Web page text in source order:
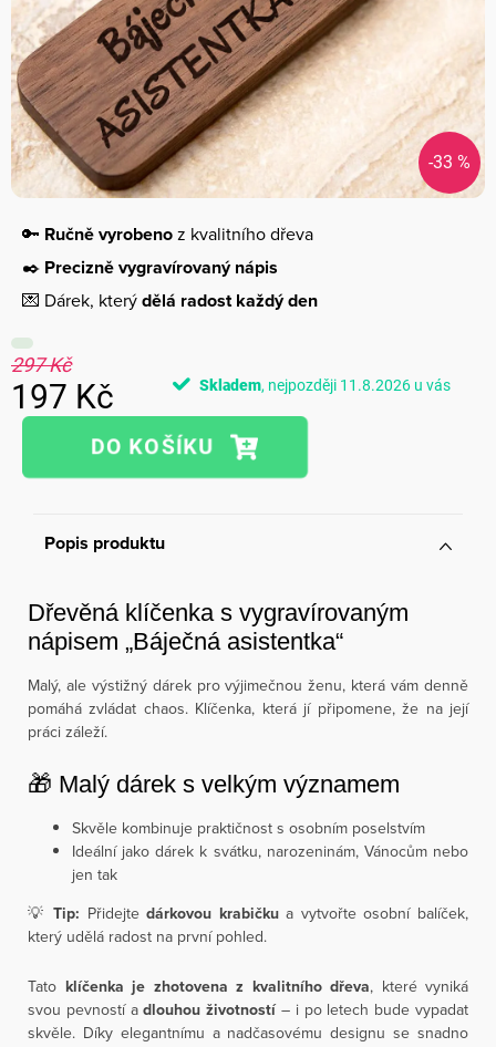
-33 %
🔑 Ručně vyrobenoz kvalitního dřeva
✒️ Precizně vygravírovaný nápis
💌 Dárek, kterýdělá radost každý den
297 Kč
197 Kč
Měrná
Skladem 11.8.2026
Popis produktu
Dřevěná klíčenka s vygravírovaným
nápisem „Báječná asistentka“
Malý, ale výstižný dárek pro výjimečnou ženu, která vám denně
pomáhá zvládat chaos. Klíčenka, která jí připomene, že na její
práci záleží.
🎁 Malý dárek s velkým významem
Skvěle kombinuje praktičnost s osobním poselstvím
Ideální jako dárek k svátku, narozeninám, Vánocům nebo
jen tak
💡Tip: Přidejtedárkovou krabičkua vytvořte osobní balíček,
který udělá radost na první pohled.
Tato klíčenka je zhotovena z kvalitního dřeva, které vyniká
svou pevností adlouhou životností– i po letech bude vypadat
skvěle. Díky elegantnímu a nadčasovému designu se snadno